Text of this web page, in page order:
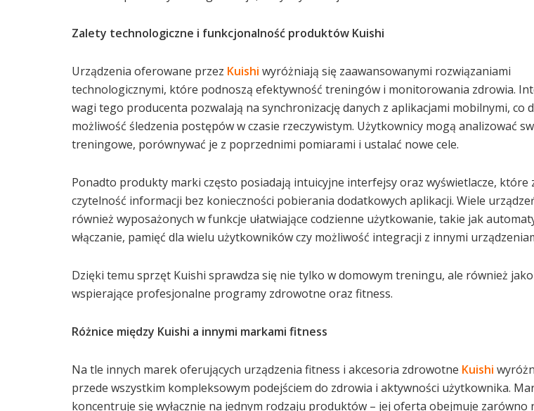
Zalety technologiczne i funkcjonalność produktów Kuishi
Urządzenia oferowane przez Kuishi wyróżniają się zaawansowanymi rozwiązaniami
technologicznymi, które podnoszą efektywność treningów i monitorowania zdrowia.
wagi tego producenta pozwalają na synchronizację danych z aplikacjami mobilnymi, co
możliwość śledzenia postępów w czasie rzeczywistym. Użytkownicy mogą analizować
treningowe, porównywać je z poprzednimi pomiarami i ustalać nowe cele.
Ponadto produkty marki często posiadają intuicyjne interfejsy oraz wyświetlacze, które
czytelność informacji bez konieczności pobierania dodatkowych aplikacji. Wiele
również wyposażonych w funkcje ułatwiające codzienne użytkowanie, takie jak
włączanie, pamięć dla wielu użytkowników czy możliwość integracji z innymi
Dzięki temu sprzęt Kuishi sprawdza się nie tylko w domowym treningu, ale również
wspierające profesjonalne programy zdrowotne oraz fitness.
Różnice między Kuishi a innymi markami fitness
Na tle innych marek oferujących urządzenia fitness i akcesoria zdrowotne Kuishi
przede wszystkim kompleksowym podejściem do zdrowia i aktywności użytkownika.
koncentruje się wyłącznie na jednym rodzaju produktów – jej oferta obejmuje zarówno